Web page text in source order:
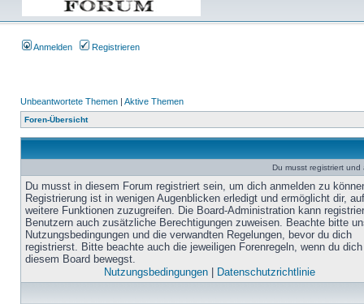
Anmelden Registrieren
Unbeantwortete Themen | Aktive Themen
Foren-Übersicht
Du musst registriert
Du musst in diesem Forum registriert sein, um dich anmelden zu
Registrierung ist in wenigen Augenblicken erledigt und ermöglicht dir, auf
weitere Funktionen zuzugreifen. Die Board-Administration kann
Benutzern auch zusätzliche Berechtigungen zuweisen. Beachte bitte
Nutzungsbedingungen und die verwandten Regelungen, bevor du dich
registrierst. Bitte beachte auch die jeweiligen Forenregeln, wenn du
diesem Board bewegst.
Nutzungsbedingungen| Datenschutzrichtlinie